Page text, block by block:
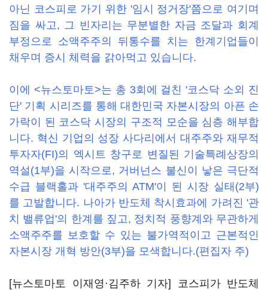
아닌 코스피로 가기 위한 '임시 정거장'쯤으로 여기며
짐을 싸고, 그 빈자리는 무분별한 자금 조달과 회계
부정으로 소액주주의 뒤통수를 치는 한계기업들이
채우며 증시 체력을 갉아먹고 있습니다.
이에 <뉴스토마토>는 총 3회에 걸친 '코스닥 소외 진
단' 기획 시리즈를 통해 대한민국 자본시장의 아픈 손
가락이 된 코스닥 시장의 구조적 모순을 심층 해부합
니다. 혁신 기업의 성장 사다리에서 대주주와 재무적
투자자(FI)의 엑시트 창구로 변질된 기술특례상장의
역설(1부)을 시작으로, 거버넌스 불신이 낳은 극단적
수급 블랙홀과 '대주주의 ATM'이 된 시장 실태(2부)
를 고발합니다. 나아가 반도체 착시효과에 가려진 '관
치 밸류업'의 한계를 짚고, 정치적 풍향계와 무관하게
소액주주를 보호할 수 있는 불가역적이고 근본적인
자본시장 개혁 방안(3부)을 모색합니다.(편집자 주)
[뉴스토마토 이재영·김주하 기자] 코스피가 반도체